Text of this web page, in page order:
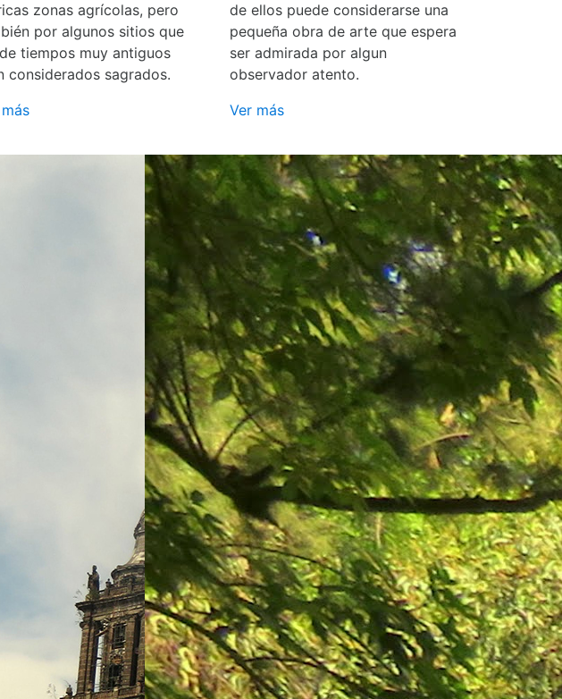
zonas agrícolas, pero
por algunos sitios que
tiempos muy antiguos
considerados sagrados.
de ellos puede considerarse una
pequeña obra de arte que espera
ser admirada por algun
observador atento.
Ver más